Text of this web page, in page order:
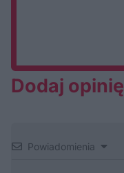
Dodaj opinię
Powiadomienia